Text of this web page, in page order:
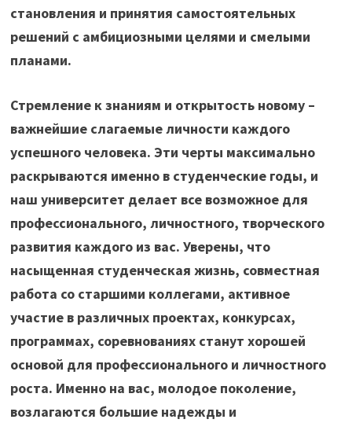
становления и принятия самостоятельных
решений с амбициозными целями и смелыми
планами.
Стремление к знаниям и открытость новому –
важнейшие слагаемые личности каждого
успешного человека. Эти черты максимально
раскрываются именно в студенческие годы, и
наш университет делает все возможное для
профессионального, личностного, творческого
развития каждого из вас. Уверены, что
насыщенная студенческая жизнь, совместная
работа со старшими коллегами, активное
участие в различных проектах, конкурсах,
программах, соревнованиях станут хорошей
основой для профессионального и личностного
роста. Именно на вас, молодое поколение,
возлагаются большие надежды и